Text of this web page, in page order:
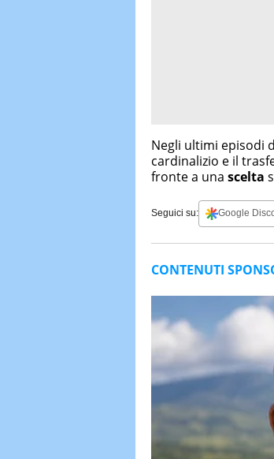
Negli ultimi episodi
cardinalizio e il
fronte a una scelta
Seguici su: Google